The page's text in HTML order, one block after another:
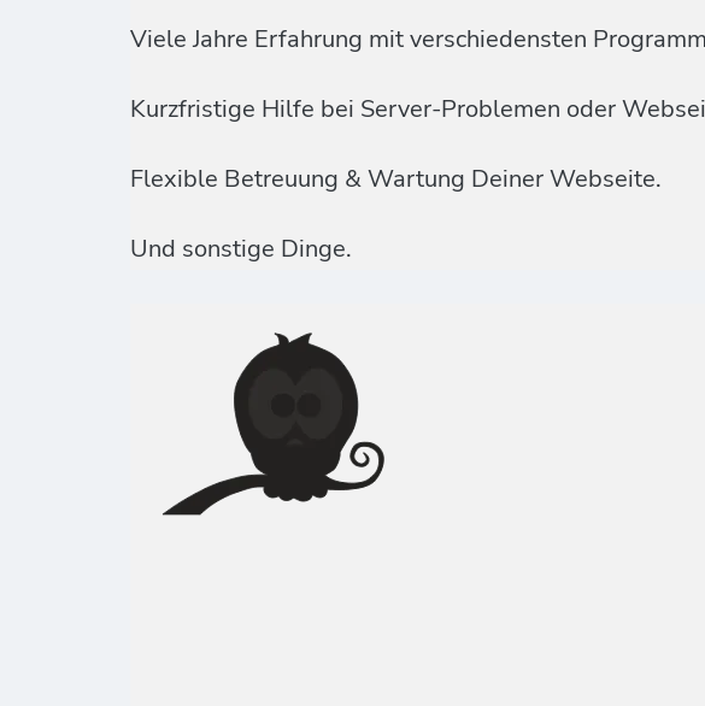
Viele Jahre Erfahrung mit verschiedensten
Kurzfristige Hilfe bei Server-Problemen oder
Flexible Betreuung & Wartung Deiner Webseite.
Und sonstige Dinge.